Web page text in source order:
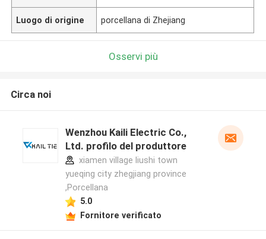
Luogo di origine porcellana di Zhejiang
Osservi più
Circa noi
Wenzhou Kaili Electric Co.,
Ltd. profilo del produttore
xiamen village liushi town
yueqing city zhegjiang province
,Porcellana
5.0
Fornitore verificato